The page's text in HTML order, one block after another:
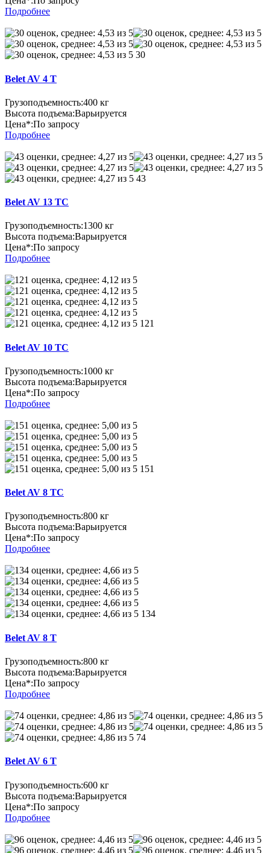
Подробнее
30
Belet AV 4 T
Грузоподъемность:400 кг
Высота подъема:Варьируется
Цена*:По запросу
Подробнее
43
Belet AV 13 TC
Грузоподъемность:1300 кг
Высота подъема:Варьируется
Цена*:По запросу
Подробнее
121
Belet AV 10 TC
Грузоподъемность:1000 кг
Высота подъема:Варьируется
Цена*:По запросу
Подробнее
151
Belet AV 8 TC
Грузоподъемность:800 кг
Высота подъема:Варьируется
Цена*:По запросу
Подробнее
134
Belet AV 8 T
Грузоподъемность:800 кг
Высота подъема:Варьируется
Цена*:По запросу
Подробнее
74
Belet AV 6 T
Грузоподъемность:600 кг
Высота подъема:Варьируется
Цена*:По запросу
Подробнее